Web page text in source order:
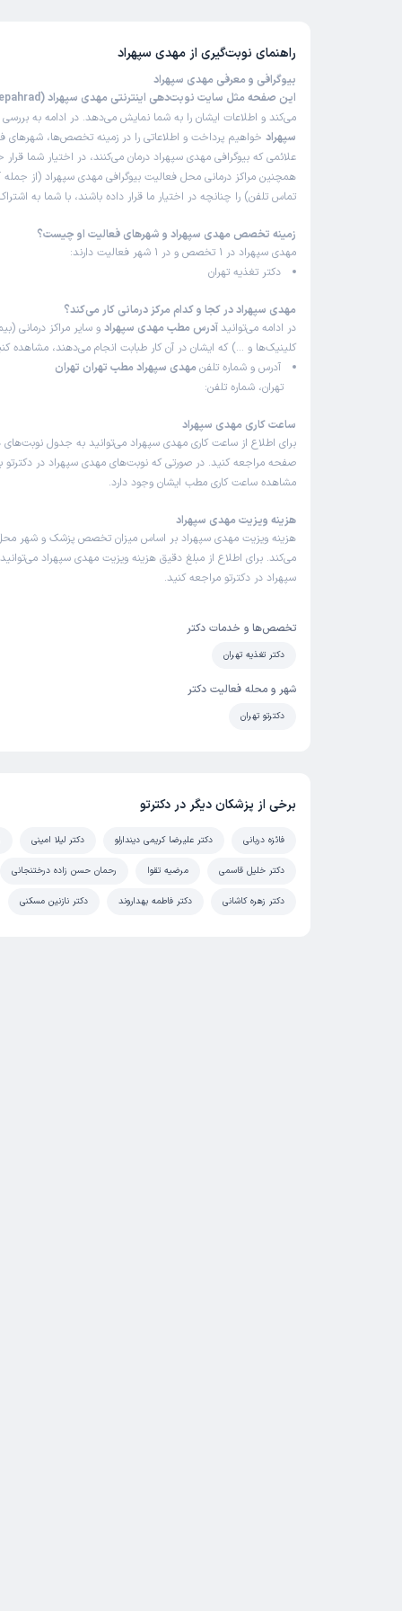
راهنمای نوبت‌گیری از مهدی سپهراد
بیوگرافی و معرفی مهدی سپهراد
این صفحه مثل سایت نوبت‌دهی اینترنتی مهدی سپهراد (Mahdi Sepahrad)
می‌کند و اطلاعات ایشان را به شما نمایش می‌دهد. در ادامه به بررسی
سپهراد خواهیم پرداخت و اطلاعاتی را در زمینه تخصص‌ها، شهرهای
علائمی که بیوگرافی مهدی سپهراد درمان می‌کنند، در اختیار شما قرار
همچنین مراکز درمانی محل فعالیت بیوگرافی مهدی سپهراد (از
تماس تلفن) را چنانچه در اختیار ما قرار داده باشند، با شما به
زمینه تخصص مهدی سپهراد و شهرهای فعالیت او چیست؟
مهدی سپهراد در 1 تخصص و در 1 شهر فعالیت دارند:
دکتر تغذیه تهران
مهدی سپهراد در کجا و کدام مرکز درمانی کار می‌کند؟
در ادامه می‌توانید آدرس مطب مهدی سپهراد و سایر مراکز درمانی
کلینیک‌ها و …) که ایشان در آن کار طبابت انجام می‌دهند، مشاهده
آدرس و شماره تلفن مهدی سپهراد مطب تهران تهران
تهران، شماره تلفن:
ساعت کاری مهدی سپهراد
برای اطلاع از ساعت کاری مهدی سپهراد می‌توانید به جدول
صفحه مراجعه کنید. در صورتی که نوبت‌های مهدی سپهراد در دکترتو
مشاهده ساعت کاری مطب ایشان وجود دارد.
هزینه ویزیت مهدی سپهراد
هزینه ویزیت مهدی سپهراد بر اساس میزان تخصص پزشک و شهر
می‌کند. برای اطلاع از مبلغ دقیق هزینه ویزیت مهدی سپهراد
سپهراد در دکترتو مراجعه کنید.
تخصص‌ها و خدمات دکتر
دکتر تغذیه تهران
شهر و محله فعالیت دکتر
دکترتو تهران
برخی از پزشکان دیگر در دکترتو
فائزه دربانی دکتر علیرضا کریمی دیندارلو‌ دکتر لیلا امینی
دکتر خلیل قاسمی مرضیه تقوا رحمان حسن زاده درختنجانی
دکتر زهره کاشانی دکتر فاطمه بهداروند دکتر نازنین مسکنی